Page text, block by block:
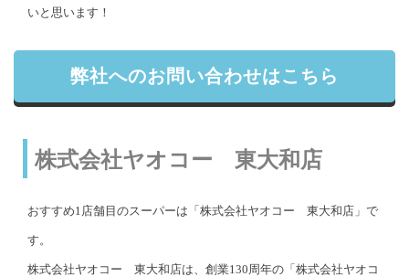
いと思います！
弊社へのお問い合わせはこちら
株式会社ヤオコー 東大和店
おすすめ1店舗目のスーパーは「株式会社ヤオコー 東大和店」で
す。
株式会社ヤオコー 東大和店は、創業130周年の「株式会社ヤオコ